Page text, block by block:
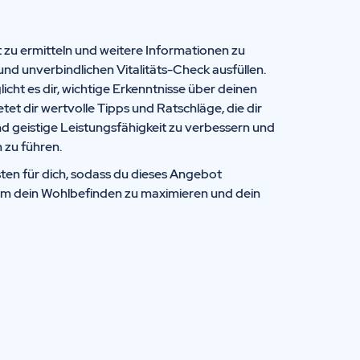
ermitteln und weitere Informationen zu
unverbindlichen Vitalitäts-Check ausfüllen.
es dir, wichtige Erkenntnisse über deinen
dir wertvolle Tipps und Ratschläge, die dir
geistige Leistungsfähigkeit zu verbessern und
zu führen.
für dich, sodass du dieses Angebot
dein Wohlbefinden zu maximieren und dein